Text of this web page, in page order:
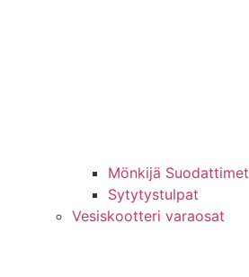
Mönkijä Suodattimet
Sytytystulpat
Vesiskootteri varaosat